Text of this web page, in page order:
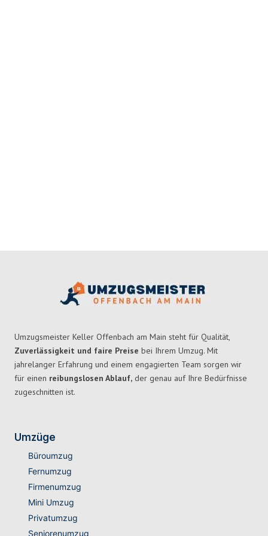
Umzugsmeister Keller Offenbach am Main steht für Qualität,
Zuverlässigkeit und faire Preise bei Ihrem Umzug. Mit
jahrelanger Erfahrung und einem engagierten Team sorgen wir
für einen reibungslosen Ablauf, der genau auf Ihre Bedürfnisse
zugeschnitten ist.
Umzüge
Büroumzug
Fernumzug
Firmenumzug
Mini Umzug
Privatumzug
Seniorenumzug